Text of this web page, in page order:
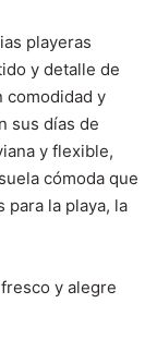
playeras
y detalle de
comodidad y
sus días de
y flexible,
cómoda que
para la playa, la
y alegre